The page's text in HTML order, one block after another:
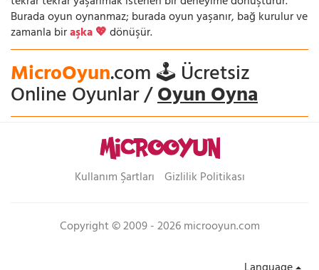
Burada oyun oynanmaz; burada oyun yaşanır, bağ kurulur ve
zamanla biraşka 💖dönüşür.
MicroOyun.com 🕹️ Ücretsiz
Online Oyunlar /Oyun Oyna
Kullanım Şartları Gizlilik Politikası
Copyright © 2009 - 2026 microoyun.com